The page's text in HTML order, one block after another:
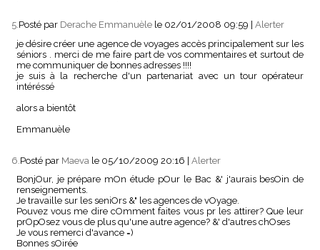
5.Posté par Derache Emmanuèle le 02/01/2008 09:59
Alerter
je désire créer une agence de voyages accès principalement sur les
séniors . merci de me faire part de vos commentaires et surtout de
me communiquer de bonnes adresses !!!!
je suis à la recherche d'un partenariat avec un tour opérateur
intéréssé
alors a bientôt
Emmanuèle
6. Posté par Maeva le 05/10/2009 20:16 | Alerter
BonjOur, je prépare mOn étude pOur le Bac &' j'aurais besOin de
renseignements.
Je travaille sur les seniOrs &" les agences de vOyage.
Pouvez vous me dire cOmment faites vous pr les attirer? Que leur
prOpOsez vous de plus qu'une autre agence? &' d'autres chOses
Je vous remerci d'avance =)
Bonnes sOirée